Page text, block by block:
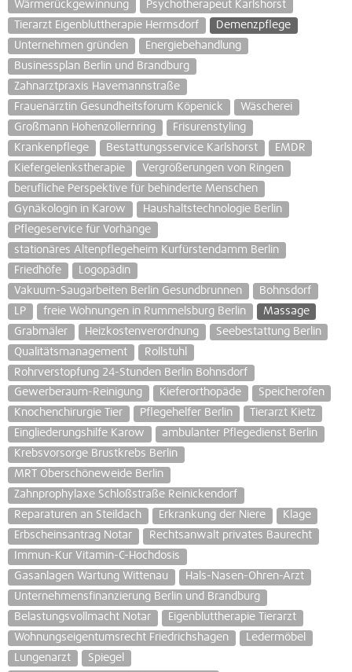
Wärmerückgewinnung
Psychotherapeut Karlshorst
Tierarzt Eigenbluttherapie Hermsdorf
Demenzpflege
Unternehmen gründen
Energiebehandlung
Businessplan Berlin und Brandburg
Zahnarztpraxis Havemannstraße
Frauenärztin Gesundheitsforum Köpenick
Wäscherei
Großmann Hohenzollernring
Frisurenstyling
Krankenpflege
Bestattungsservice Karlshorst
EMDR
Kiefergelenkstherapie
Vergrößerungen von Ringen
berufliche Perspektive für behinderte Menschen
Gynäkologin in Karow
Haushaltstechnologie Berlin
Pflegeservice für Vorhänge
stationäres Altenpflegeheim Kurfürstendamm Berlin
Friedhöfe
Logopädin
Vakuum-Saugarbeiten Berlin Gesundbrunnen
Bohnsdorf
LP
freie Wohnungen in Rummelsburg Berlin
Massage
Grabmäler
Heizkostenverordnung
Seebestattung Berlin
Qualitätsmanagement
Rollstuhl
Rohrverstopfung 24-Stunden Berlin Bohnsdorf
Gewerberaum-Reinigung
Kieferorthopäde
Speicherofen
Knochenchirurgie Tier
Pflegehelfer Berlin
Tierarzt Kietz
Eingliederungshilfe Karow
ambulanter Pflegedienst Berlin
Krebsvorsorge Brustkrebs Berlin
MRT Oberschöneweide Berlin
Zahnprophylaxe Schloßstraße Reinickendorf
Reparaturen an Steildach
Erkrankung der Niere
Klage
Erbscheinsantrag Notar
Rechtsanwalt privates Baurecht
Immun-Kur Vitamin-C-Hochdosis
Gasanlagen Wartung Wittenau
Hals-Nasen-Ohren-Arzt
Unternehmensfinanzierung Berlin und Brandburg
Belastungsvollmacht Notar
Eigenbluttherapie Tierarzt
Wohnungseigentumsrecht Friedrichshagen
Ledermöbel
Lungenarzt
Spiegel